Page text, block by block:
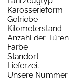
Karosserieform
Getriebe
Kilometerstand
Anzahl der Türen
Farbe
Standort
Lieferzeit
Unsere Nummer